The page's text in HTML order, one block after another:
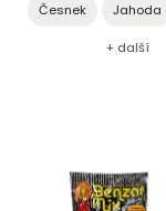
Česnek Jahoda
+ další